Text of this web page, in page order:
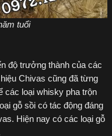
tuổi
độ trưởng thành của các
Chivas cũng đã từng
các loại whisky pha trộn
gỗ sồi có tác động đáng
Hiện nay có các loại gỗ